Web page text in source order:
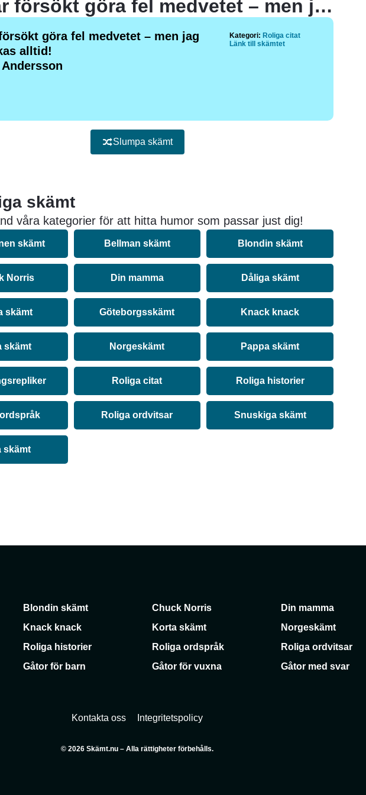
Jag har försökt göra fel medvetet – men jag misslyckas alltid!
göra fel medvetet – men jag
alltid!
Kategori: Roliga citat
Länk till skämtet
Slumpa skämt
skämt
våra kategorier för att hitta humor som passar just dig!
skämt Bellman skämt Blondin skämt
Norris Din mamma Dåliga skämt
skämt Göteborgsskämt Knack knack
skämt Norgeskämt Pappa skämt
Roliga citat Roliga historier
Roliga ordvitsar Snuskiga skämt
skämt
Blondin skämt Chuck Norris Din mamma
Knack knack Korta skämt Norgeskämt
Roliga historier Roliga ordspråk Roliga ordvitsar
Gåtor för barn Gåtor för vuxna Gåtor med svar
Kontakta oss Integritetspolicy
© 2026 Skämt.nu – Alla rättigheter förbehålls.